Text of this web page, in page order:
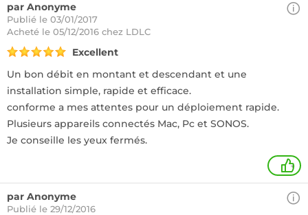
par Anonyme
Publié le 03/01/2017
Acheté le 05/12/2016 chez LDLC
Excellent
Un bon débit en montant et descendant et une
installation simple, rapide et efficace.
conforme a mes attentes pour un déploiement rapide.
Plusieurs appareils connectés Mac, Pc et SONOS.
Je conseille les yeux fermés.
+
par Anonyme
Publié le 29/12/2016